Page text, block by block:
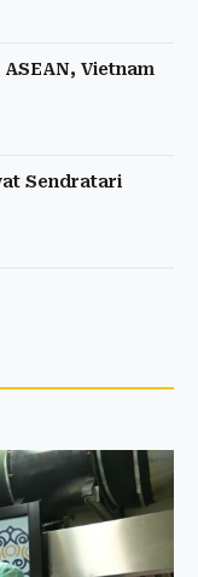
Vietnam
Sendratari